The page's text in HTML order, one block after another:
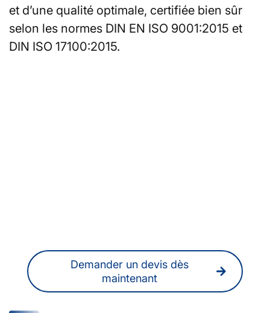
et d’une qualité optimale, certifiée bien sûr
selon les normes DIN EN ISO 9001:2015 et
DIN ISO 17100:2015.
Demander un devis dès
maintenant